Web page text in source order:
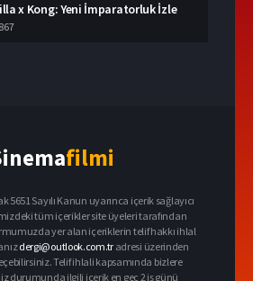
x Kong: Yeni İmparatorluk İzle
filmi
Sayılı Kanun uyarınca içerik sağlayıcı
tüm içerikler site üyeleri tarafından
yer alan içeriklerin telif hakkı ihlal
dergi@outlook.com.tr adresi üzerinden
Telif ihlali kapsamında bizlere
durumunda ilgili içerik en geç 2 iş günü